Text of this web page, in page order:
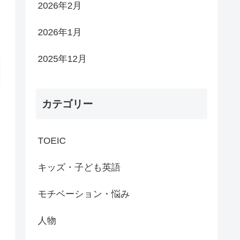
2026年2月
2026年1月
2025年12月
カテゴリー
TOEIC
キッズ・子ども英語
モチベーション・悩み
人物